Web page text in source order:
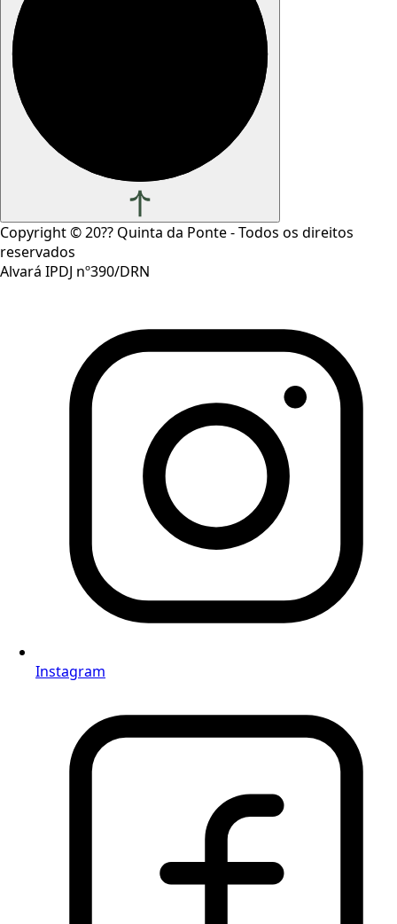
Copyright ©20?? Quinta da Ponte - Todos os direitos
reservados
Alvará IPDJ nº390/DRN
Instagram